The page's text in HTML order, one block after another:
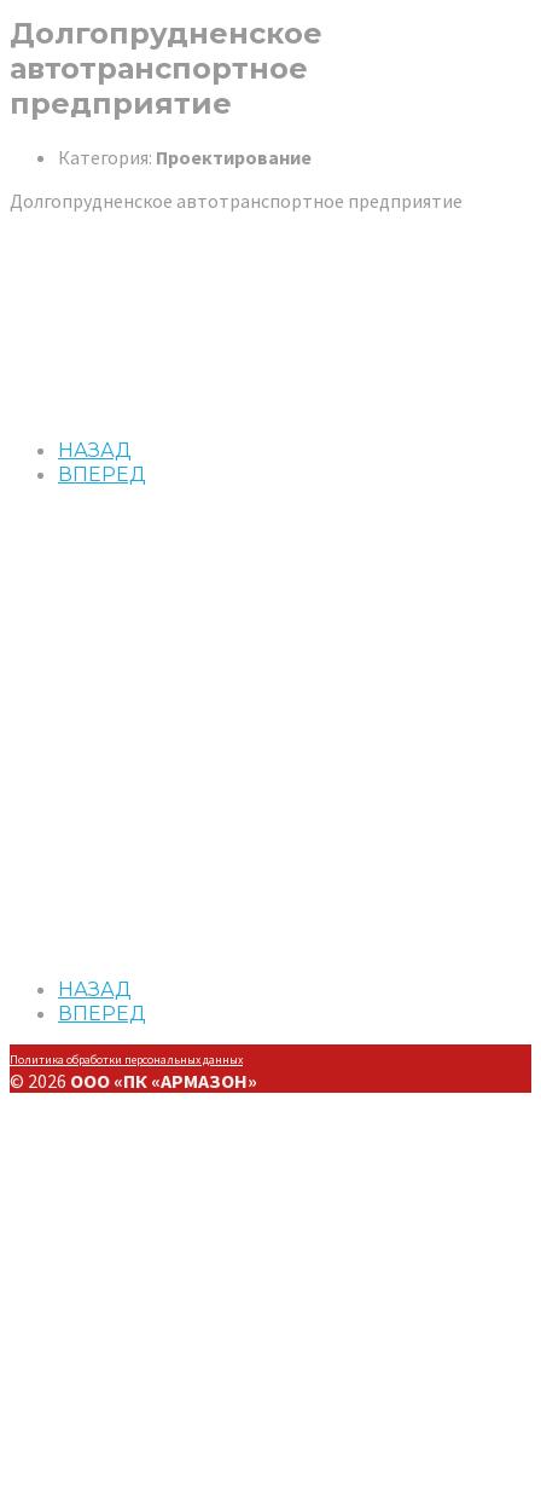
Долгопрудненское
автотранспортное
предприятие
Категория: Проектирование
Долгопрудненское автотранспортное предприятие
НАЗАД
ВПЕРЕД
НАЗАД
ВПЕРЕД
Политика обработки персональных данных
© 2026 ООО «ПК «АРМАЗОН»